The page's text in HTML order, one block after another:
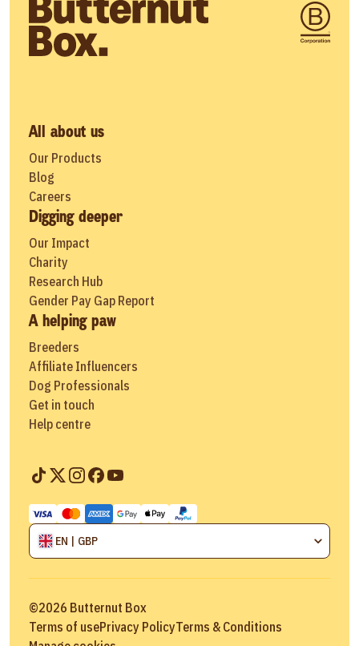
All about us
Our Products
Blog
Careers
Digging deeper
Our Impact
Charity
Research Hub
Gender Pay Gap Report
A helping paw
Breeders
Affiliate Influencers
Dog Professionals
Get in touch
Help centre
EN | GBP
©2026 Butternut Box
Terms of usePrivacy PolicyTerms & Conditions